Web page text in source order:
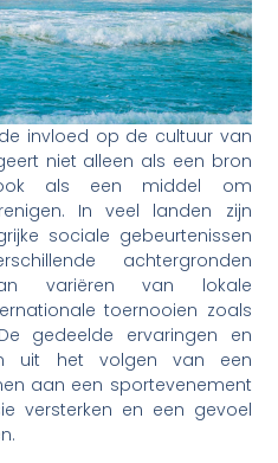
invloed op de cultuur van
niet alleen als een bron
als een middel om
In veel landen zijn
sociale gebeurtenissen
achtergronden
variëren van lokale
toernooien zoals
gedeelde ervaringen en
uit het volgen van een
aan een sportevenement
versterken en een gevoel